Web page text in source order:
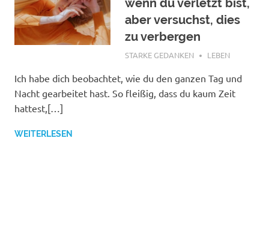
wenn du verletzt bist,
aber versuchst, dies
zu verbergen
NOVEMBER 4, 2018
STARKE GEDANKEN LEBEN
Ich habe dich beobachtet, wie du den ganzen Tag und
Nacht gearbeitet hast. So fleißig, dass du kaum Zeit
hattest,[…]
WEITERLESEN